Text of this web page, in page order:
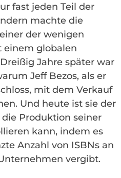
fast jeden Teil der
machte die
der wenigen
einem globalen
Jahre später war
Jeff Bezos, als er
mit dem Verkauf
Und heute ist sie der
Produktion seiner
kann, indem es
Anzahl von ISBNs an
vergibt.